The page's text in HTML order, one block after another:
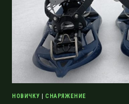
НОВИЧКУ | СНАРЯЖЕНИЕ